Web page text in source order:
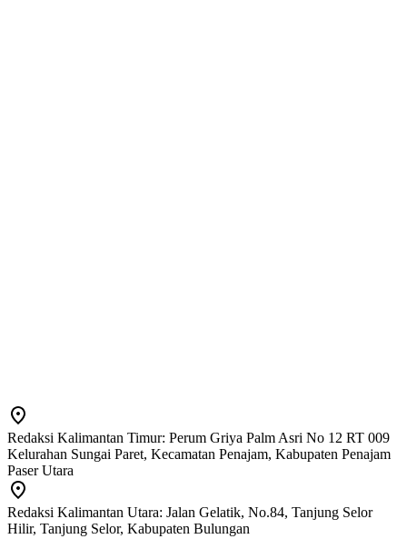
Redaksi Kalimantan Timur: Perum Griya Palm Asri No 12 RT 009
Kelurahan Sungai Paret, Kecamatan Penajam, Kabupaten Penajam
Paser Utara
Redaksi Kalimantan Utara: Jalan Gelatik, No.84, Tanjung Selor
Hilir, Tanjung Selor, Kabupaten Bulungan